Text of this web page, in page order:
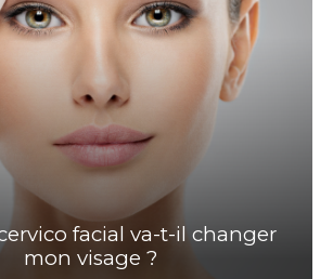
facial va-t-il changer
mon visage ?